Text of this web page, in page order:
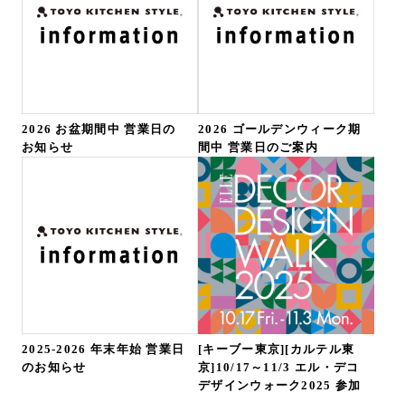
2026 お盆期間中 営業日の
お知らせ
2026 ゴールデンウィーク期
間中 営業日のご案内
2025-2026 年末年始 営業日
のお知らせ
[キーブー東京][カルテル東
京]10/17～11/3 エル・デコ
デザインウォーク2025 参加